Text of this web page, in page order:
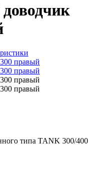
типа TANK 300/400